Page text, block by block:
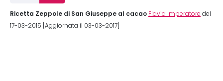
Ricetta Zeppole di San Giuseppe al cacao Flavia Imperatore del
17-03-2015 [Aggiornata il 03-03-2017]